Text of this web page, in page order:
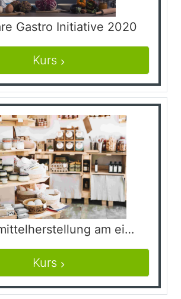
Gastro Initiative 2020
Kurs
Lebensmittelherstellung am eigenen Hof
Kurs